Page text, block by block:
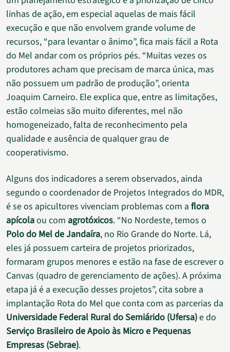
linhas de ação, em especial aquelas de mais fácil
execução e que não envolvem grande volume de
recursos, “para levantar o ânimo”, fica mais fácil a Rota
do Mel andar com os próprios pés. “Muitas vezes os
produtores acham que precisam de marca única, mas
não possuem um padrão de produção”, orienta
Joaquim Carneiro. Ele explica que, entre as limitações,
estão colmeias são muito diferentes, mel não
homogeneizado, falta de reconhecimento pela
qualidade e ausência de qualquer grau de
cooperativismo.
Alguns dos indicadores a serem observados, ainda
segundo o coordenador de Projetos Integrados do MDR,
é se os apicultores vivenciam problemas com a flora
apícolaou com agrotóxicos. “No Nordeste, temos o
Polo do Mel de Jandaíra, no Rio Grande do Norte. Lá,
eles já possuem carteira de projetos priorizados,
formaram grupos menores e estão na fase de escrever o
Canvas (quadro de gerenciamento de ações). A próxima
etapa já é a execução desses projetos”, cita sobre a
implantação Rota do Mel que conta com as parcerias da
Universidade Federal Rural do Semiárido (Ufersa)e do
Serviço Brasileiro de Apoio às Micro e Pequenas
Empresas (Sebrae).